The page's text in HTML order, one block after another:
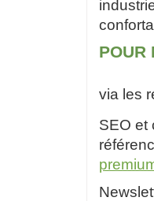
POUR
via les
SEO et